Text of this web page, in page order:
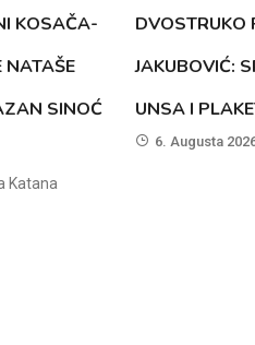
KOSAČA-
NATAŠE
SINOĆ
Katana
DVOSTRUKO
JAKUBOVIĆ:
UNSA I
6. Augusta